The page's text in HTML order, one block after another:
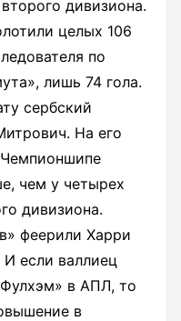
дивизиона.
целых 106
по
лишь 74 гола.
сербский
На его
чем у четырех
дивизиона.
феерили Харри
если валлиец
в АПЛ, то
в